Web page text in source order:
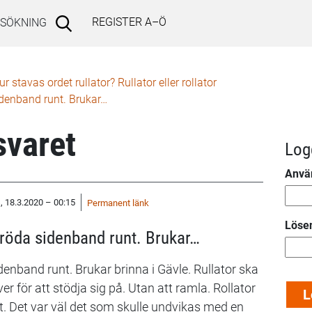
SÖKNING REGISTER A–Ö
stavas ordet rullator? Rullator eller rollator
runt. Brukar…
18.3.2020 – 00:15 Permanent länk
sidenband runt. Brukar…
runt. Brukar brinna i Gävle. Rullator ska
för att stödja sig på. Utan att ramla. Rollator
Det var väl det som skulle undvikas med en